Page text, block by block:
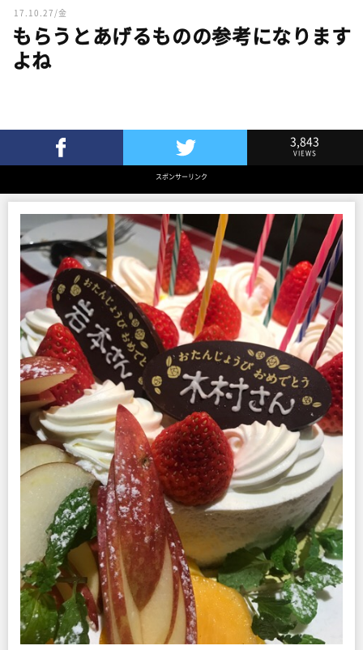
17.10.27/金
もらうとあげるものの参考になります
よね
Twitterでツイート
3,843
VIEWS
スポンサーリンク